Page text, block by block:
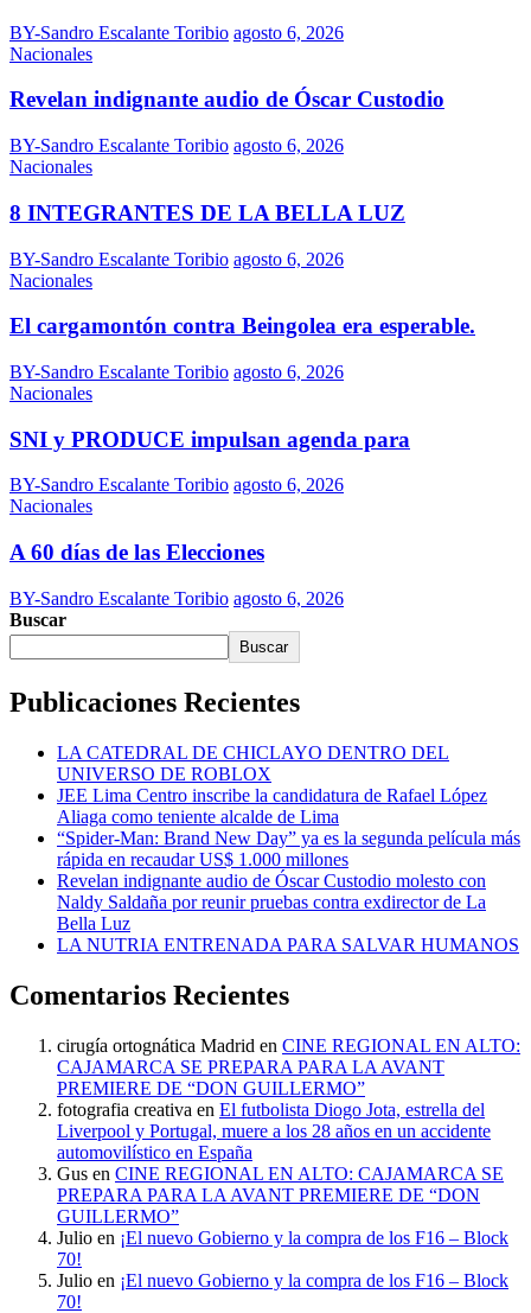
BY-Sandro Escalante Toribio agosto 6, 2026
Nacionales
Revelan indignante audio de Óscar Custodio
BY-Sandro Escalante Toribio agosto 6, 2026
Nacionales
8 INTEGRANTES DE LA BELLA LUZ
BY-Sandro Escalante Toribio agosto 6, 2026
Nacionales
El cargamontón contra Beingolea era esperable.
BY-Sandro Escalante Toribio agosto 6, 2026
Nacionales
SNI y PRODUCE impulsan agenda para
BY-Sandro Escalante Toribio agosto 6, 2026
Nacionales
A 60 días de las Elecciones
BY-Sandro Escalante Toribio agosto 6, 2026
Buscar
Buscar
Publicaciones Recientes
LA CATEDRAL DE CHICLAYO DENTRO DEL
UNIVERSO DE ROBLOX
JEE Lima Centro inscribe la candidatura de Rafael López
Aliaga como teniente alcalde de Lima
“Spider-Man: Brand New Day” ya es la segunda película más
rápida en recaudar US$ 1.000 millones
Revelan indignante audio de Óscar Custodio molesto con
Naldy Saldaña por reunir pruebas contra exdirector de La
Bella Luz
LA NUTRIA ENTRENADA PARA SALVAR HUMANOS
Comentarios Recientes
cirugía ortognática Madrid en CINE REGIONAL EN ALTO:
CAJAMARCA SE PREPARA PARA LA AVANT
PREMIERE DE “DON GUILLERMO”
fotografia creativa en El futbolista Diogo Jota, estrella del
Liverpool y Portugal, muere a los 28 años en un accidente
automovilístico en España
Gus en CINE REGIONAL EN ALTO: CAJAMARCA SE
PREPARA PARA LA AVANT PREMIERE DE “DON
GUILLERMO”
Julio en ¡El nuevo Gobierno y la compra de los F16 – Block
70!
Julio en ¡El nuevo Gobierno y la compra de los F16 – Block
70!